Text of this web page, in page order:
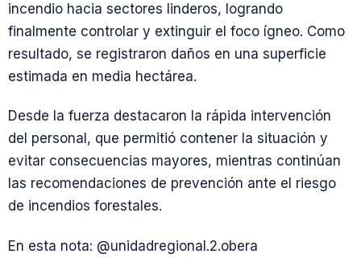
incendio hacia sectores linderos, logrando
finalmente controlar y extinguir el foco ígneo. Como
resultado, se registraron daños en una superficie
estimada en media hectárea.
Desde la fuerza destacaron la rápida intervención
del personal, que permitió contener la situación y
evitar consecuencias mayores, mientras continúan
las recomendaciones de prevención ante el riesgo
de incendios forestales.
En esta nota: @unidadregional.2.obera